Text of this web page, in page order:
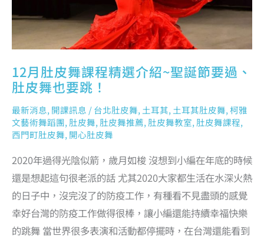
12月肚皮舞課程精選介紹~聖誕節要過、
肚皮舞也要跳！
最新消息,開課訊息 /台北肚皮舞,土耳其,土耳其肚皮舞,柯雅
文藝術舞蹈團,肚皮舞,肚皮舞推薦,肚皮舞教室,肚皮舞課程,
西門町肚皮舞,開心肚皮舞
2020年過得光陰似箭，歲月如梭 沒想到小編在年底的時候
還是想起這句很老派的話 尤其2020大家都生活在水深火熱
的日子中，沒完沒了的防疫工作，有種看不見盡頭的感覺
幸好台灣的防疫工作做得很棒，讓小編還能持續幸福快樂
的跳舞 當世界很多表演和活動都停擺時，在台灣還能看到
要
跳！